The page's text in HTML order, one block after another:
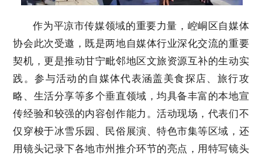
作为平凉市传媒领域的重要力量，崆峒区自媒体
协会此次受邀，既是两地自媒体行业深化交流的重要
契机，更是推动甘宁毗邻地区文旅资源互补的生动实
践。参与活动的自媒体代表涵盖美食探店、旅行攻
略、生活分享等多个垂直领域，均具备丰富的本地宣
传经验和较强的内容创作能力。活动现场，代表们不
仅穿梭于冰雪乐园、民俗展演、特色市集等区域，还
用镜头记录下各地市州推介环节的亮点，用特写镜头